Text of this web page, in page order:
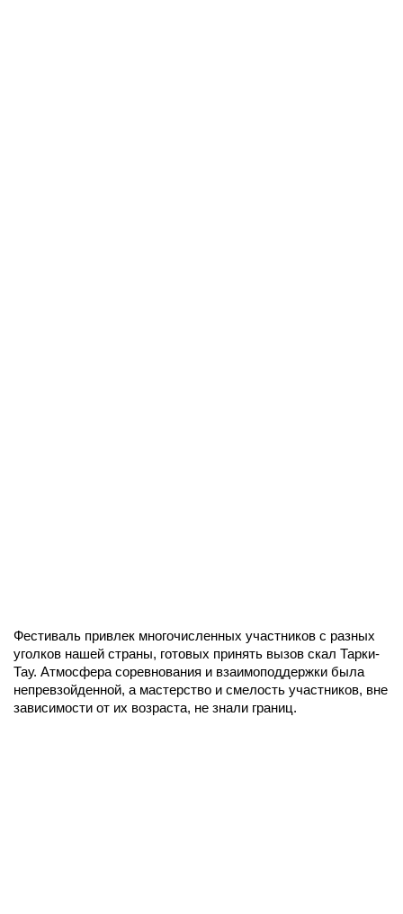
Фестиваль привлек многочисленных участников с разных
уголков нашей страны, готовых принять вызов скал Тарки-
Тау. Атмосфера соревнования и взаимоподдержки была
непревзойденной, а мастерство и смелость участников, вне
зависимости от их возраста, не знали границ.